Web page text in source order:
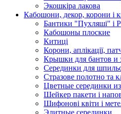
Экошкiра лакова
Кабошони, декор, корони і
Бантики "Пухляші" і
Кабошоны плоские
Китиці
Корони, аплікації,
Крышки для бантов и
Серединки для
Стразове полотно та
Цветные серединки
Шейкер пакети і
Шифонові квіти і
Элитные серединки